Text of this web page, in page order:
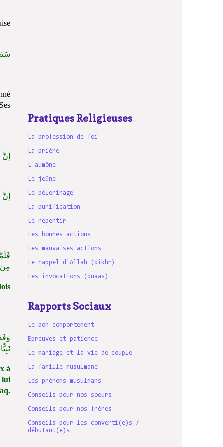
إنَّ
مِنَ
à
lui
Pratiques Religieuses
La profession de foi
La prière
L'aumône
Le jeûne
Le pélerinage
La purification
Le repentir
Les bonnes actions
Les mauvaises actions
Le rappel d'Allah (dikhr)
Les invocations (duaas)
Rapports Sociaux
Le bon comportement
Epreuves et patience
Le mariage et la vie de couple
La famille musulmane
Les prénoms musulmans
Conseils pour nos soeurs
Conseils pour nos frères
Conseils pour les converti(e)s /
débutant(e)s